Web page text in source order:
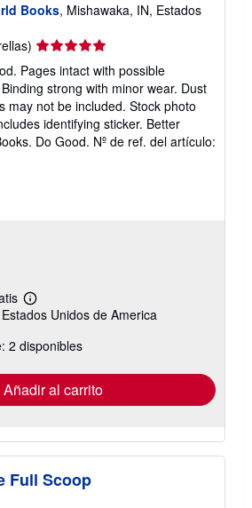
Books, Mishawaka, IN, Estados
Calificación
vendedor:
5
de
5
estrellas
Pages intact with possible
strong with minor wear. Dust
may not be included. Stock photo
identifying sticker. Better
Do Good. Nº de ref. del artículo:
Más
información
las
tarifas
envío
Unidos de America
2 disponibles
Añadir al carrito
Full Scoop